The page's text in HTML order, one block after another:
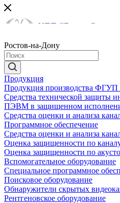
Ростов-на-Дону
Продукция
Продукция производства
Средства технической защиты
ПЭВМ в защищенном
Средства оценки и анализа
Программное обеспечение
Средства оценки и анализа
Оценка защищенности по
Оценка защищенности по
Вспомогательное оборудование
Специальное программное
Поисковое оборудование
Обнаружители скрытых
Рентгеновское оборудование